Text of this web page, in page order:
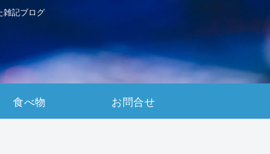
雑記ブログ
食べ物 お問合せ